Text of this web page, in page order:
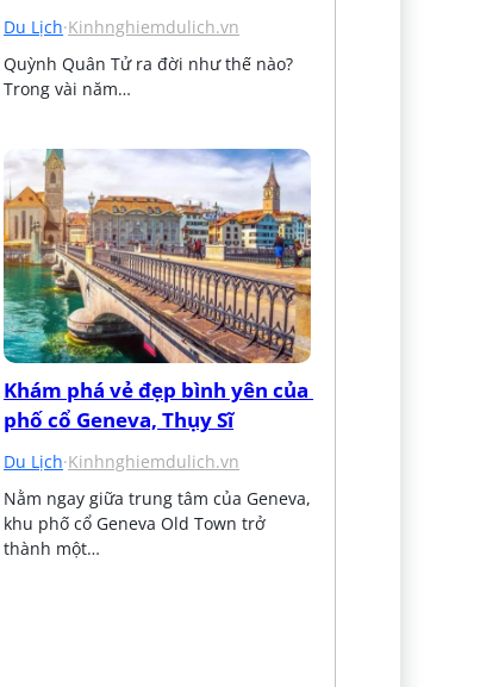
Du Lịch·Kinhnghiemdulich.vn
Quỳnh Quân Tử ra đời như thế nào?
Trong vài năm…
Khám phá vẻ đẹp bình yên của
phố cổ Geneva, Thụy Sĩ
Du Lịch·Kinhnghiemdulich.vn
Nằm ngay giữa trung tâm của Geneva,
khu phố cổ Geneva Old Town trở
thành một…